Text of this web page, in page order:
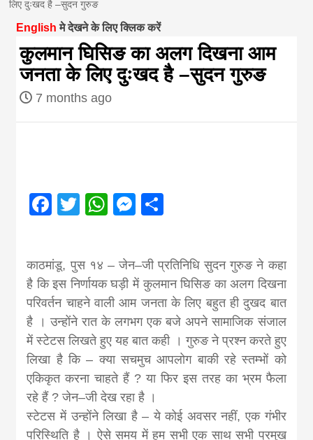
magazine of
Nepal brings
news in hindi
news,
khabar
लिए दुःखद है –सुदन गुरुङ
English मे देखने के लिए क्लिक करें
कुलमान घिसिङ का अलग दिखना आम
जनता के लिए दुःखद है –सुदन गुरुङ
7 months ago
Facebook
Twitter
WhatsApp
Messenger
काठमांडू, पुस १४ – जेन–जी प्रतिनिधि सुदन गुरुङ ने कहा
है कि इस निर्णायक घड़ी में कुलमान घिसिङ का अलग दिखना
परिवर्तन चाहने वाली आम जनता के लिए बहुत ही दुखद बात
है । उन्होंने रात के लगभग एक बजे अपने सामाजिक संजाल
में स्टेटस लिखते हुए यह बात कही । गुरुङ ने प्रश्न करते हुए
लिखा है कि – क्या सचमुच आपलोग बाकी रहे स्तम्भों को
एकिकृत करना चाहते हैं ? या फिर इस तरह का भ्रम फैला
रहे हैं ? जेन–जी देख रहा है ।
स्टेटस में उन्होंने लिखा है – ये कोई अवसर नहीं, एक गंभीर
परिस्थिति है । ऐसे समय में हम सभी एक साथ सभी प्रमुख